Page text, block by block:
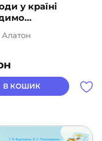
у країні
В КОШИК